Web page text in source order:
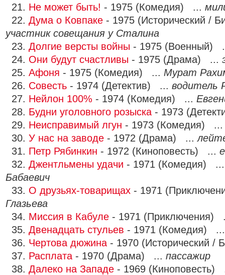
21. Не может быть! - 1975 (Комедия) ...
22. Дума о Ковпаке - 1975 (Исторический /
участник совещания у Сталина
23. Долгие версты войны - 1975 (Военный)
24. Они будут счастливы - 1975 (Драма) ...
25. Афоня - 1975 (Комедия) ... Мурат
26. Совесть - 1974 (Детектив) ... водитель
27. Нейлон 100% - 1974 (Комедия) ...
28. Будни уголовного розыска - 1973
29. Неисправимый лгун - 1973 (Комедия)
30. У нас на заводе - 1972 (Драма) ...
31. Петр Рябинкин - 1972 (Киноповесть) ...
32. Джентльмены удачи - 1971 (Комедия)
Бабаевич
33. О друзьях-товарищах - 1971
Глазьева
34. Миссия в Кабуле - 1971 (Приключения)
35. Двенадцать стульев - 1971 (Комедия)
36. Чертова дюжина - 1970 (Исторический /
37. Расплата - 1970 (Драма) ... пассажир
38. Далеко на Западе - 1969